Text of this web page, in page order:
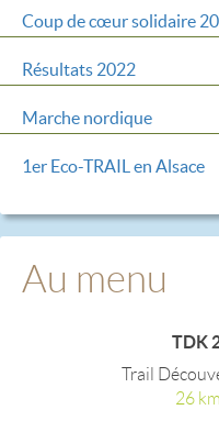
Coup de cœur solidaire
Résultats 2022
Marche nordique
1er Eco-TRAIL en Alsace
Au menu
TDK
Trail
26